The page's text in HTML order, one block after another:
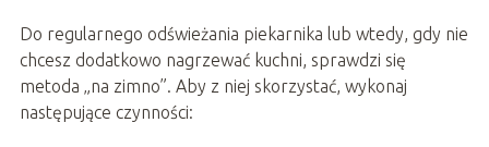
Do regularnego odświeżania piekarnika lub wtedy, gdy nie
chcesz dodatkowo nagrzewać kuchni, sprawdzi się
metoda „na zimno”. Aby z niej skorzystać, wykonaj
następujące czynności: